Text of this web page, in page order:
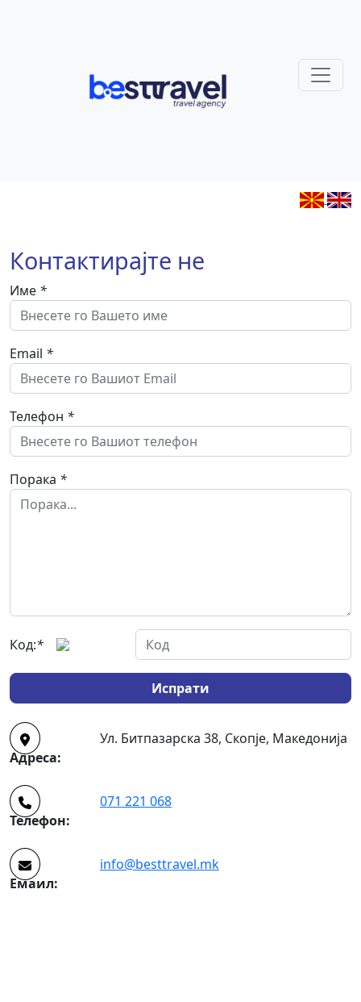
Контактирајте не
Име *
Email *
Телефон *
Порака *
Код:*
Испрати
Адреса:
Ул. Битпазарска 38, Скопје, Македонија
Телефон:
071 221 068
Емаил:
info@besttravel.mk